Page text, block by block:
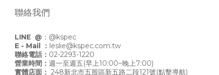
聯絡我們
LINE @ ： @kspec
E - Mail ： leslie@kspec.com.tw
聯絡電話： 02-2293-1220
營業時間： 週一至週五(早上10:00~晚上7:00)
實體店面： 248新北市五股區新五路二段121號(點擊導航)